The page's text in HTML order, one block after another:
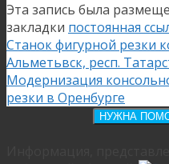
Эта запись была
закладки постоянная
Станок фигурной резки
Альметьвск, респ.
Модернизация
резки в Оренбурге
НУЖНА